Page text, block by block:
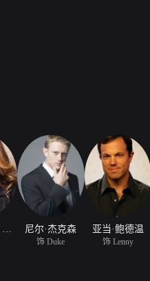
尼尔·杰克森
饰 Duke
亚当·鲍德温
饰 Lenny